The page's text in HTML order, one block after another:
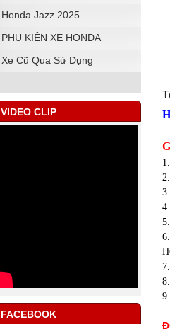
Honda Jazz 2025
PHỤ KIỆN XE HONDA
Xe Cũ Qua Sử Dụng
VIDEO CLIP
FACEBOOK